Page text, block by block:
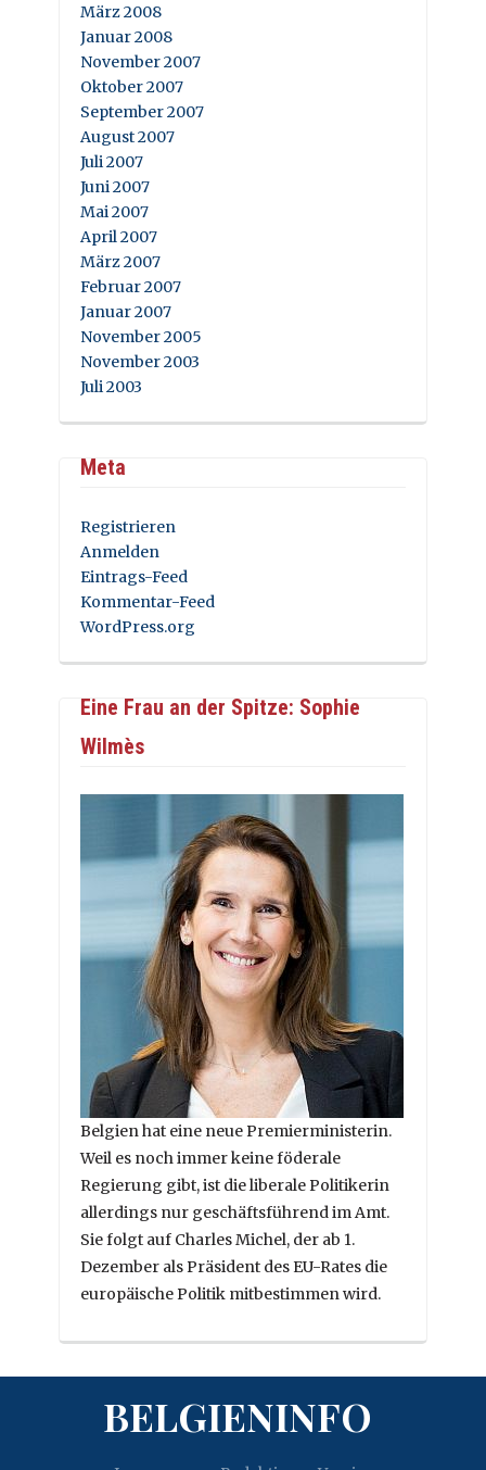
März 2008
Januar 2008
November 2007
Oktober 2007
September 2007
August 2007
Juli 2007
Juni 2007
Mai 2007
April 2007
März 2007
Februar 2007
Januar 2007
November 2005
November 2003
Juli 2003
Meta
Registrieren
Anmelden
Eintrags-Feed
Kommentar-Feed
WordPress.org
Eine Frau an der Spitze: Sophie
Wilmès
Belgien hat eine neue Premierministerin.
Weil es noch immer keine föderale
Regierung gibt, ist die liberale Politikerin
allerdings nur geschäftsführend im Amt.
Sie folgt auf Charles Michel, der ab 1.
Dezember als Präsident des EU-Rates die
europäische Politik mitbestimmen wird.
BELGIENINFO